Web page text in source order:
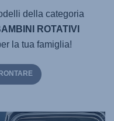
della categoria
ROTATIVI
la tua famiglia!